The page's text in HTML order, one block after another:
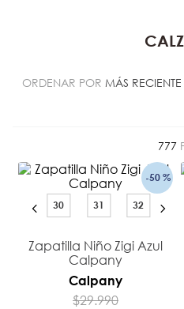
ORDENAR POR MÁS RECIENTE
777
-50 %
30 31 32
Zapatilla Niño Zigi Azul
Calpany
Calpany
$29.990